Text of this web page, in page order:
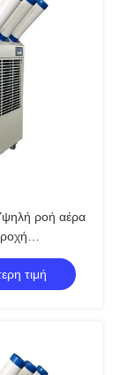
ροή αέρα
τιμή